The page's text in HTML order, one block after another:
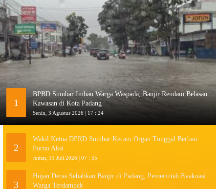
1
BPBD Sumbar Imbau Warga Waspada, Banjir Rendam Belasan
Kawasan di Kota Padang
Senin, 3 Agustus 2026 | 17 : 24
2
Wakil Ketua DPRD Sumbar Kecam Organ Tunggal Berbau
Porno Aksi
Jumat, 31 Juli 2026 | 07 : 35
3
Hujan Deras Sebabkan Banjir di Padang, Pemerintah Evakuasi
Warga Terdampak